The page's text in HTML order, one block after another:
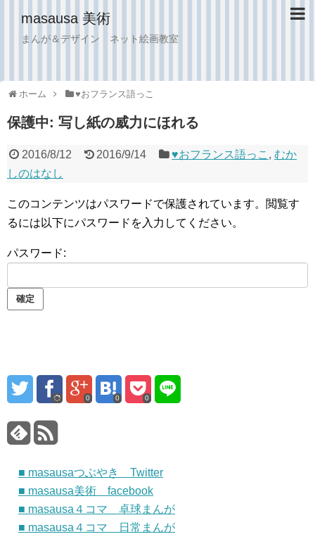
masausa 美術
まんが＆デザイン ネット絵画教室
ホーム ♥︎おフランス語っこ
保護中: 写し紙の威力にほれる
2016/8/12 2016/9/14 ♥︎おフランス語っこ ,むか
しのはなし
このコンテンツはパスワードで保護されています。閲覧す
るには以下にパスワードを入力してください。
パスワード:
0 0 0
■ masausaつぶやき Twitter
■ masausa美術 facebook
■ masausa４コマ 卓球まんが
■ masausa４コマ 日常まんが